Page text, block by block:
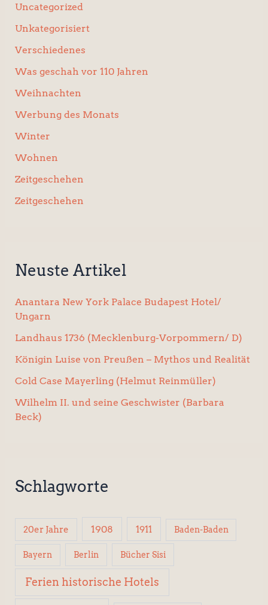
Uncategorized
Unkategorisiert
Verschiedenes
Was geschah vor 110 Jahren
Weihnachten
Werbung des Monats
Winter
Wohnen
Zeitgeschehen
Zeitgeschehen
Neuste Artikel
Anantara New York Palace Budapest Hotel/
Ungarn
Landhaus 1736 (Mecklenburg-Vorpommern/ D)
Königin Luise von Preußen – Mythos und Realität
Cold Case Mayerling (Helmut Reinmüller)
Wilhelm II. und seine Geschwister (Barbara
Beck)
Schlagworte
20er Jahre 1908 1911 Baden-Baden
Bayern Berlin Bücher Sisi
Ferien historische Hotels